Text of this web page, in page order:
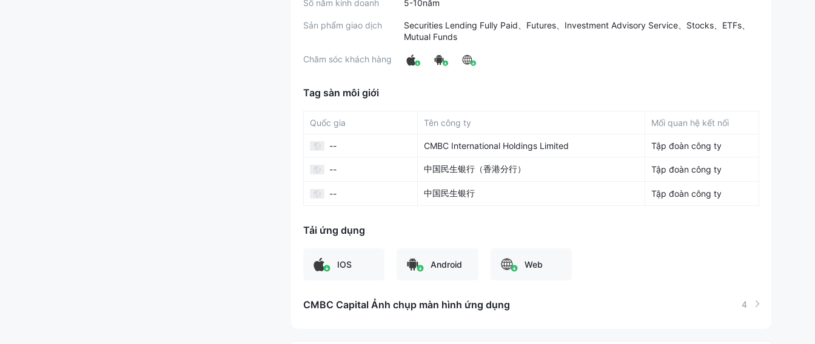
doanh.
Sự phức tạp của giao dịch tương lai:Sự phức tạp và rủi ro bẩm sinh của giao dịch tương lai có thể gây khó
khăn cho khách hàng, mặc dù có dịch vụ nghiên cứu và tư vấn của sàn giao dịch.
Cảnh quan cạnh tranh:CMBC Exchange đối mặt với sự cạnh tranh gay gắt trong ngành môi giới hợp đồng
CMBC Capital có an toàn không?
Quốctại Hồng Kông. Họ sở hữu baGiấy phép Giao dịch Chứng khoán (Số BIH516) (Số APU820) (Số BIY679)
một Giấy phép Giao dịch Tài sản phái sinh (Số AVG428), và mộtGiấy phép Quản lý Quỹ (Số BGH575). Những
của cơ quan quản lý đảm bảo rằng CMBC Capital tuân thủ các nguyên tắc pháp lý và đạo đức khi thực hiện hoạt
động giao dịch chứng khoán, giao dịch tài sản phái sinh và quản lý quỹ.
các nhà giao dịch tiềm năng về tính hợp pháp và tuân thủ của nền tảng.
nào.
Chứng khoán để giao dịch với CMBC Capital là gì?
CMBC Capital chuyên cung cấpdịch vụ môi giới chứng khoán
Số năm kinh doanh 5-10năm
Sản phẩm giao dịch
Securities Lending Fully Paid、Futures、Investment Advisory Service、Stocks、ETFs、
Mutual Funds
Chăm sóc khách hàng
Tag sàn môi giới
Quốc gia Tên công ty Mối quan hệ kết nối
-- CMBC International Holdings Limited Tập đoàn công ty
-- 中国民生银行（香港分行） Tập đoàn công ty
-- 中国民生银行 Tập đoàn công ty
Tải ứng dụng
IOS Android Web
CMBC Capital Ảnh chụp màn hình ứng dụng 4